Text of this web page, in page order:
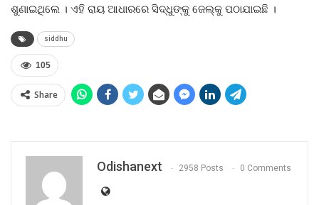
ଶୁଣାଇଥିଲେ । ଏହି ରାୟ ଆଧାରରେ ସିଦ୍ଧୁଙ୍କୁ ଜେଲ୍‍କୁ ପଠାଯାଇଛି ।
siddhu
105
Share
Odishanext 2958 Posts 0 Comments